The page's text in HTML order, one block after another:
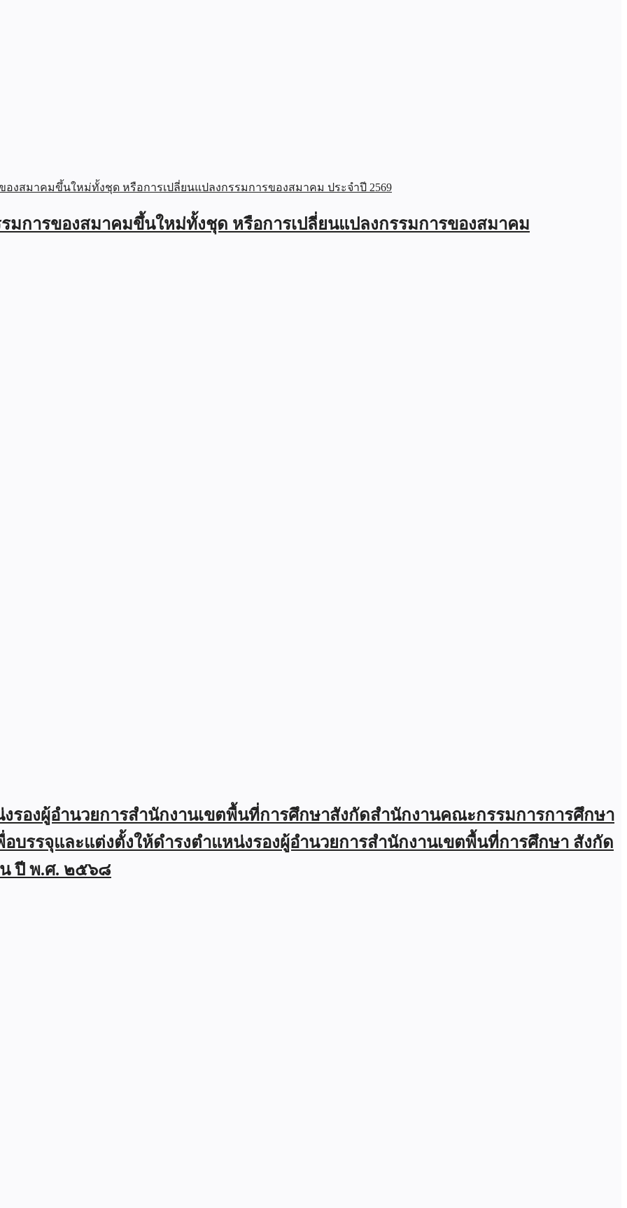
มการของสมาคมขึ้นใหม่ทั้งชุด หรือการเปลี่ยนแปลงกรรมการของสมาคม
รองผู้อำนวยการสำนักงานเขตพื้นที่การศึกษาสังกัดสำนักงานคณะกรรมการการศึกษา
อบรรจุและแต่งตั้งให้ดำรงตำแหน่งรองผู้อำนวยการสำนักงานเขตพื้นที่การศึกษา สังกัด
ปี พ.ศ. ๒๕๖๘